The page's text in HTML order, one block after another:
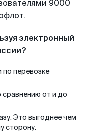
9000
электронный
по перевозке
сравнению от и до
Это выгоднее чем
сторону.